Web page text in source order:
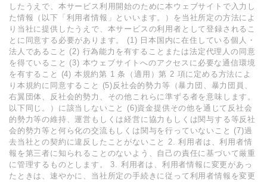
したうえで、本サービス利⽤開始のために本ウェブサイトで⼊⼒し
た情報（以下「利⽤者情報」といいます。）を当社所定の⽅法によ
り当社に提供したうえで、本サービスの利⽤者として登録されるこ
とに同意する必要があります。 (1) ⽇本国内に在住している個⼈・
法⼈であること (2) ⾏為能⼒を有することまたは法定代理⼈の同意
を得ていること (3) 本ウェブサイトへのアクセスに必要な通信環境
を有すること (4) 本規約第 1 条（適⽤）第 2 項に定める⽅法によ
り本規約に同意すること (5)反社会的勢⼒等（暴⼒団、暴⼒団員、
右翼団体、反社会的勢⼒、その他これらに準ずる者を意味します。
以下同じ。）に該当しないこと (6)資⾦提供その他を通じて反社会
的勢⼒等の維持、運営もしくは経営に協⼒もしくは関与する等反社
会的勢⼒等と何ら化の交流もしくは関与を⾏っていないこと (7)過
去当社との契約に違反したことがないこと 2. 利⽤者は、利⽤者情
報を第三者に知られることのないよう、⾃⼰の責任に基づいて厳重
に管理するものとします。 3. 利⽤者は、利⽤者情報に変更があっ
たときは、速やかに、当社所定の⼿続きに従って利⽤者情報を変更